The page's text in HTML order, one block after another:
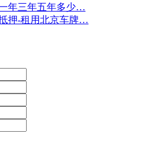
年三年五年多少…
押-租用北京车牌…